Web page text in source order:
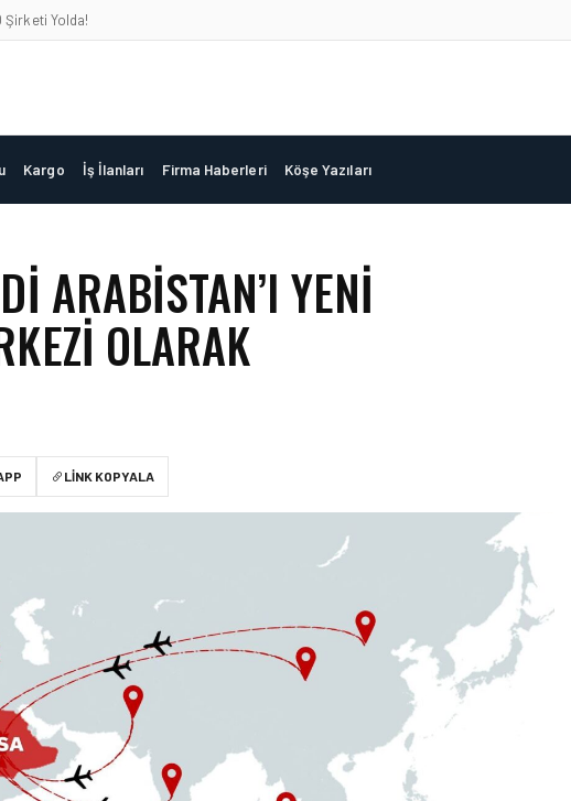
Şirketi Yolda!
Kargo İş İlanları Firma Haberleri Köşe Yazıları
ARABISTAN’I YENI
OLARAK
LINK KOPYALA